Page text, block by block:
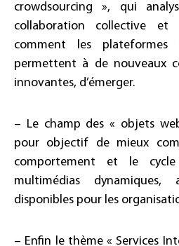
crowdsourcing », qui
collaboration collective et
comment les plateformes
permettent à de nouveaux
innovantes, d’émerger.
– Le champ des « objets
pour objectif de mieux
comportement et le
multimédias
disponibles pour les
– Enfin le thème « Services